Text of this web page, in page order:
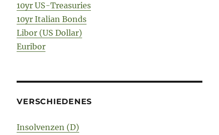
10yr US-Treasuries
10yr Italian Bonds
Libor (US Dollar)
Euribor
VERSCHIEDENES
Insolvenzen (D)